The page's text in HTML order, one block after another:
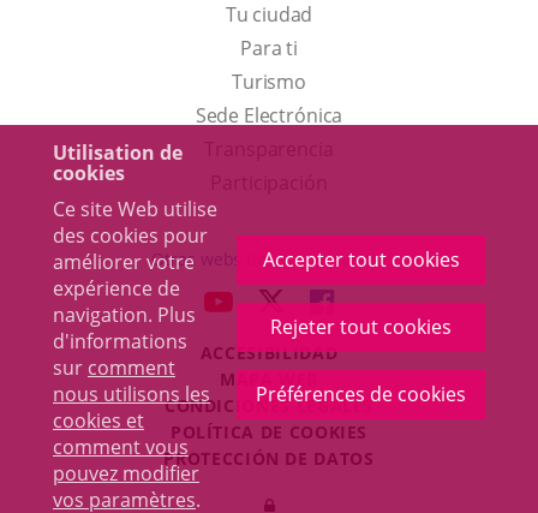
Utilisation de
cookies
Ce site Web utilise
des cookies pour
améliorer votre
expérience de
navigation. Plus
d'informations
sur comment
nous utilisons les
cookies et
comment vous
pouvez modifier
vos paramètres.
Accepter tout cookies
Rejeter tout cookies
Préférences de cookies
Tu ciudad
Para ti
TurismoEste
enlace
una
ventana
nueva.
Sede Electrónica
externa.
Otras webs del ayuntamiento
ENLACE
UNA
APLICACIÓN
EXTERNA.
ENLACE
A
UNA
APLICACIÓN
EXTERNA.
ENLACE
A
UNA
APLICACIÓN
EXTERNA.
ACCESIBILIDAD
MAPA WEB
CONDICIONES LEGALES
POLÍTICA DE COOKIES
PROTECCIÓN DE DATOS
Iniciar